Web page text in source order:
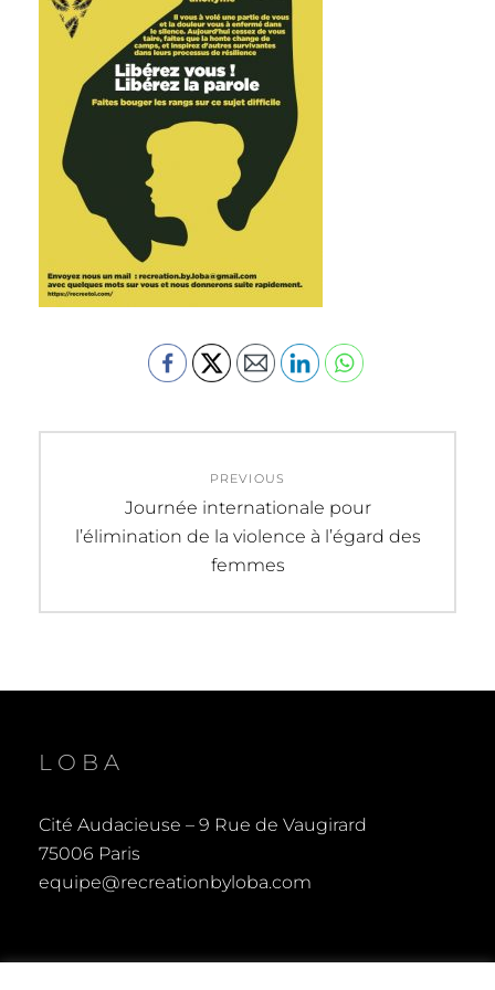
l’article
PREVIOUS
Previous
post:
Journée internationale pour
l’élimination de la violence à l’égard des
femmes
LOBA
Cité Audacieuse – 9 Rue de Vaugirard
75006 Paris
equipe@recreationbyloba.com